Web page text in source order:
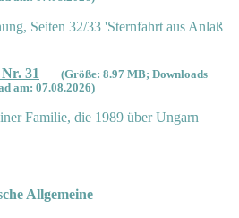
Seiten 32/33 'Sternfahrt aus Anlaß
31
(Größe: 8.97 MB; Downloads
am: 07.08.2026)
Familie, die 1989 über Ungarn
Allgemeine